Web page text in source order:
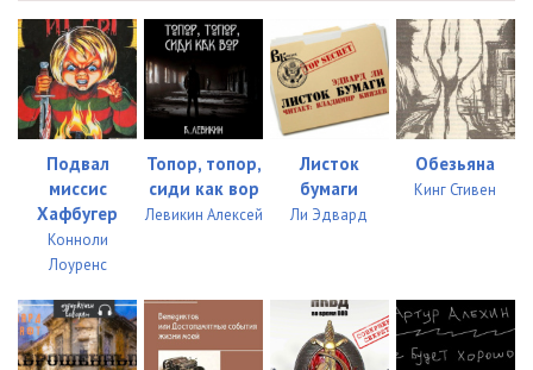
Подвал
миссис
Хафбугер
Конноли
Лоуренс
Топор, топор,
сиди как вор
Левикин Алексей
Листок
бумаги
Ли Эдвард
Обезьяна
Кинг Стивен